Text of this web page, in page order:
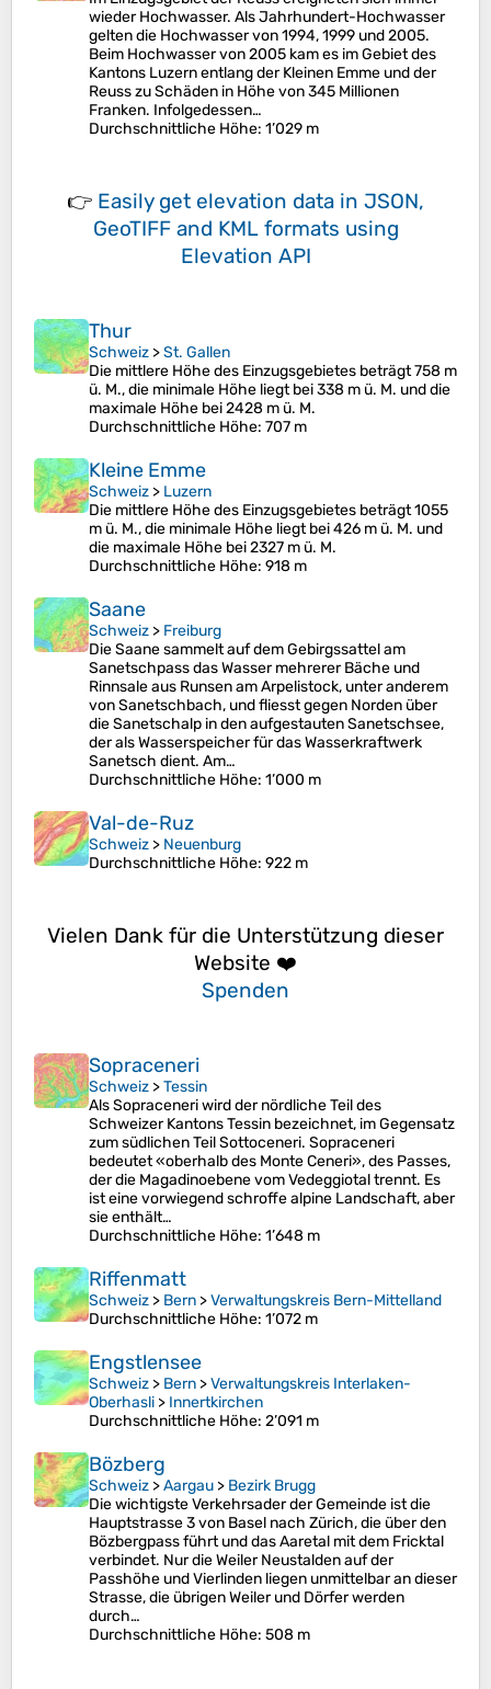
wieder Hochwasser. Als Jahrhundert-Hochwasser
gelten die Hochwasser von 1994, 1999 und 2005.
Beim Hochwasser von 2005 kam es im Gebiet des
Kantons Luzern entlang der Kleinen Emme und der
Reuss zu Schäden in Höhe von 345 Millionen
Franken. Infolgedessen…
Durchschnittliche Höhe: 1’029 m
👉 Easily get elevation data in JSON,
GeoTIFF and KML formats using
Elevation API
Thur
Schweiz >St. Gallen
Die mittlere Höhe des Einzugsgebietes beträgt 758 m
ü. M., die minimale Höhe liegt bei 338 m ü. M. und die
maximale Höhe bei 2428 m ü. M.
Durchschnittliche Höhe: 707 m
Kleine Emme
Schweiz > Luzern
Die mittlere Höhe des Einzugsgebietes beträgt 1055
m ü. M., die minimale Höhe liegt bei 426 m ü. M. und
die maximale Höhe bei 2327 m ü. M.
Durchschnittliche Höhe: 918 m
Saane
Schweiz > Freiburg
Die Saane sammelt auf dem Gebirgssattel am
Sanetschpass das Wasser mehrerer Bäche und
Rinnsale aus Runsen am Arpelistock, unter anderem
von Sanetschbach, und fliesst gegen Norden über
die Sanetschalp in den aufgestauten Sanetschsee,
der als Wasserspeicher für das Wasserkraftwerk
Sanetsch dient. Am…
Durchschnittliche Höhe: 1’000 m
Val-de-Ruz
Schweiz > Neuenburg
Durchschnittliche Höhe: 922 m
Vielen Dank für die Unterstützung dieser
Website ❤️
Spenden
Sopraceneri
Schweiz >Tessin
Als Sopraceneri wird der nördliche Teil des
Schweizer Kantons Tessin bezeichnet, im Gegensatz
zum südlichen Teil Sottoceneri. Sopraceneri
bedeutet «oberhalb des Monte Ceneri», des Passes,
der die Magadinoebene vom Vedeggiotal trennt. Es
ist eine vorwiegend schroffe alpine Landschaft, aber
sie enthält…
Durchschnittliche Höhe: 1’648 m
Riffenmatt
Schweiz > Bern >Verwaltungskreis Bern-Mittelland
Durchschnittliche Höhe: 1’072 m
Engstlensee
Schweiz > Bern >Verwaltungskreis Interlaken-
Oberhasli > Innertkirchen
Durchschnittliche Höhe: 2’091 m
Bözberg
Schweiz >Aargau > Bezirk Brugg
Die wichtigste Verkehrsader der Gemeinde ist die
Hauptstrasse 3 von Basel nach Zürich, die über den
Bözbergpass führt und das Aaretal mit dem Fricktal
verbindet. Nur die Weiler Neustalden auf der
Passhöhe und Vierlinden liegen unmittelbar an dieser
Strasse, die übrigen Weiler und Dörfer werden
durch…
Durchschnittliche Höhe: 508 m